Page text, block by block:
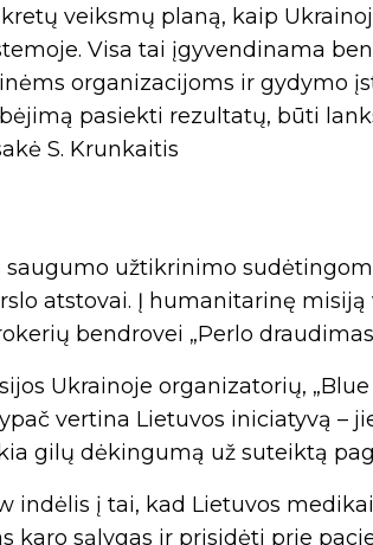
veiksmų planą, kaip
Visa tai įgyvendinama
organizacijoms ir gydymo
pasiekti rezultatų, būti
S. Krunkaitis
saugumo užtikrinimo
atstovai. Į humanitarinę
bendrovei „Perlo
Ukrainoje organizatorių,
vertina Lietuvos iniciatyvą –
gilų dėkingumą už suteiktą
indėlis į tai, kad Lietuvos
karo sąlygas ir prisidėti prie